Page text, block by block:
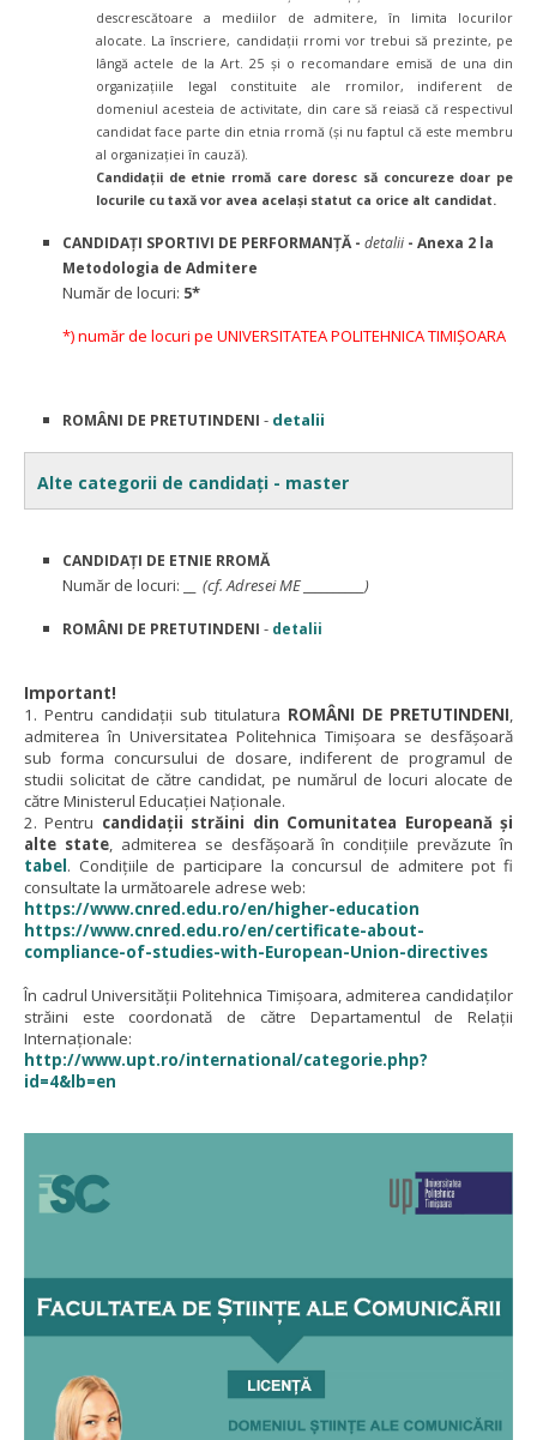
descrescătoare a mediilor de admitere, în limita locurilor
alocate. La înscriere, candidaţii rromi vor trebui să prezinte, pe
lângă actele de la Art. 25 şi o recomandare emisă de una din
organizaţiile legal constituite ale rromilor, indiferent de
domeniul acesteia de activitate, din care să reiasă că respectivul
candidat face parte din etnia rromă (şi nu faptul că este membru
al organizaţiei în cauză).
Candidaţii de etnie rromă care doresc să concureze doar pe
locurile cu taxă vor avea acelaşi statut ca orice alt candidat.
CANDIDAȚI SPORTIVI DE PERFORMANȚĂ - detalii - Anexa 2 la
Metodologia de Admitere
Număr de locuri: ​5*
*) număr de locuri pe UNIVERSITATEA POLITEHNICA TIMIȘOARA
ROMÂNI DE PRETUTINDENI - detalii
Alte categorii de candidați - master
CANDIDAȚI DE ETNIE RROMĂ
Număr de locuri: (cf. Adresei ME __________)
ROMÂNI DE PRETUTINDENI - detalii
Important!
1. Pentru candidații sub titulatura ROMÂNI DE PRETUTINDENI,
admiterea în Universitatea Politehnica Timișoara se desfășoară
sub forma concursului de dosare, indiferent de programul de
studii solicitat de către candidat, pe numărul de locuri alocate de
către Ministerul Educației Naționale.
2. Pentru candidații străini din Comunitatea Europeană și
alte state, admiterea se desfășoară în condițiile prevăzute în
tabel. Condițiile de participare la concursul de admitere pot fi
consultate la următoarele adrese web:
https://www.cnred.edu.ro/en/higher-education
https://www.cnred.edu.ro/en/certificate-about-
compliance-of-studies-with-European-Union-directives
În cadrul Universității Politehnica Timișoara, admiterea candidaților
străini este coordonată de către Departamentul de Relații
Internaționale:
http://www.upt.ro/international/categorie.php?
id=4&lb=en